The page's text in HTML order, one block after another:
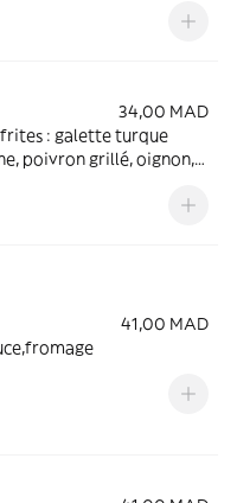
34,00 MAD
frites : galette turque
poivron grillé, oignon,
41,00 MAD